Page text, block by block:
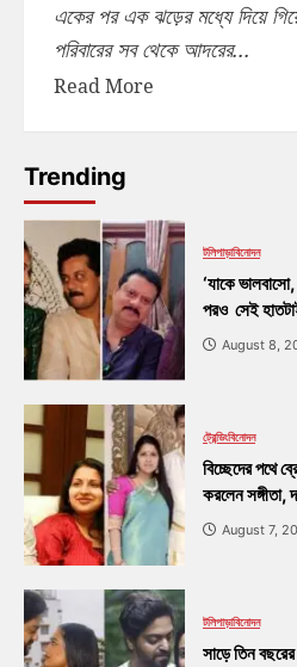
একের পর এক ঝড়ের মধ্যে দিয়ে
পরিবারের সব থেকে আদরের...
Read More
Trending
টলিপাড়াবিনোদন
‘যাকে
পরও সেই
August 8,
ট্রেন্ডিংবিনোদন
বিচ্ছেদের পথে
করলেন সঙ্গীতা,
August 7,
টলিপাড়াবিনোদন
সাড়ে তিন